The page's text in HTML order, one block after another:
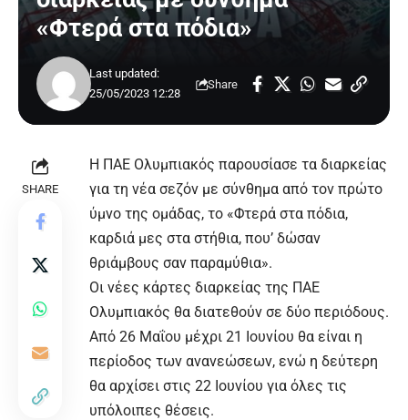
«Φτερά στα πόδια»
Last updated:
25/05/2023 12:28
Share
SHARE
Η ΠΑΕ Ολυμπιακός παρουσίασε τα διαρκείας
για τη νέα σεζόν με σύνθημα από τον πρώτο
ύμνο της ομάδας, το «Φτερά στα πόδια,
καρδιά μες στα στήθια, που’ δώσαν
θριάμβους σαν παραμύθια».
Οι νέες κάρτες διαρκείας της ΠΑΕ
Ολυμπιακός θα διατεθούν σε δύο περιόδους.
Από 26 Μαΐου μέχρι 21 Ιουνίου θα είναι η
περίοδος των ανανεώσεων, ενώ η δεύτερη
θα αρχίσει στις 22 Ιουνίου για όλες τις
υπόλοιπες θέσεις.